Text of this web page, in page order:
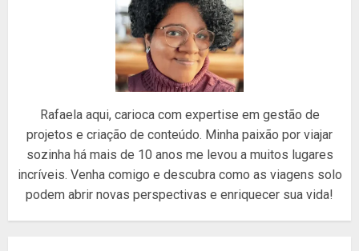
Rafaela aqui, carioca com expertise em gestão de
projetos e criação de conteúdo. Minha paixão por viajar
sozinha há mais de 10 anos me levou a muitos lugares
incríveis. Venha comigo e descubra como as viagens solo
podem abrir novas perspectivas e enriquecer sua vida!